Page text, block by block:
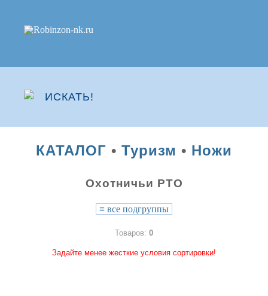
КАТАЛОГ • Туризм • Ножи
Охотничьи РТО
≡ все подгруппы
Товаров: 0
Задайте менее жесткие условия сортировки!